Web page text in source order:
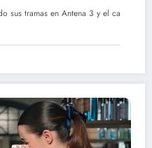
sus tramas en Antena 3 y el ca